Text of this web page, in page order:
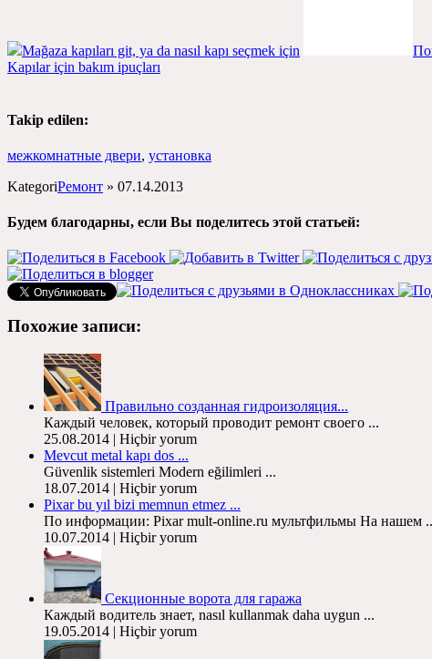
Mağaza kapıları git, ya da nasıl kapı seçmek için
Kapılar için bakım ipuçları
Takip edilen:
межкомнатные двери, установка
KategoriРемонт » 07.14.2013
Будем благодарны, если Вы поделитесь этой статьей:
Похожие записи:
Правильно созданная гидроизоляция...
Каждый человек, который проводит ремонт своего ...
25.08.2014 | Hiçbir yorum
Mevcut metal kapı dos ...
Güvenlik sistemleri Modern eğilimleri ...
18.07.2014 | Hiçbir yorum
Pixar bu yıl bizi memnun etmez ...
По информации: Pixar mult-online.ru мультфильмы На нашем
10.07.2014 | Hiçbir yorum
Секционные ворота для гаража
Каждый водитель знает, nasıl kullanmak daha uygun ...
19.05.2014 | Hiçbir yorum